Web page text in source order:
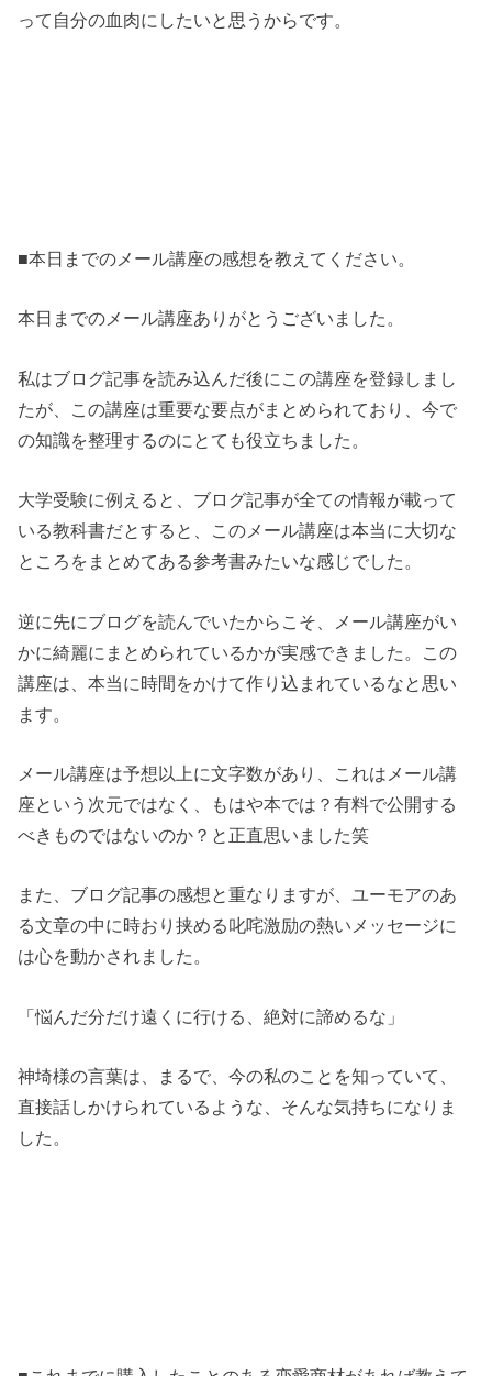
って自分の血肉にしたいと思うからです。
■本日までのメール講座の感想を教えてください。
本日までのメール講座ありがとうございました。
私はブログ記事を読み込んだ後にこの講座を登録しまし
たが、この講座は重要な要点がまとめられており、今で
の知識を整理するのにとても役立ちました。
大学受験に例えると、ブログ記事が全ての情報が載って
いる教科書だとすると、このメール講座は本当に大切な
ところをまとめてある参考書みたいな感じでした。
逆に先にブログを読んでいたからこそ、メール講座がい
かに綺麗にまとめられているかが実感できました。この
講座は、本当に時間をかけて作り込まれているなと思い
ます。
メール講座は予想以上に文字数があり、これはメール講
座という次元ではなく、もはや本では？有料で公開する
べきものではないのか？と正直思いました笑
また、ブログ記事の感想と重なりますが、ユーモアのあ
る文章の中に時おり挟める叱咤激励の熱いメッセージに
は心を動かされました。
「悩んだ分だけ遠くに行ける、絶対に諦めるな」
神埼様の言葉は、まるで、今の私のことを知っていて、
直接話しかけられているような、そんな気持ちになりま
した。